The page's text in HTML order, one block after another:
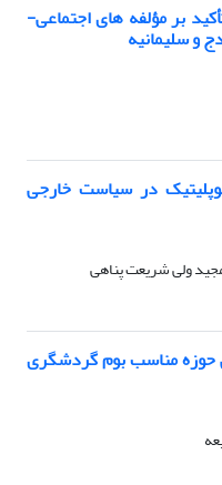
بر مؤلفه های اجتماعی-
و سلیمانیه
در سیاست خارجی
ولی شریعت پناهی
حوزه مناسب بوم گردشگری